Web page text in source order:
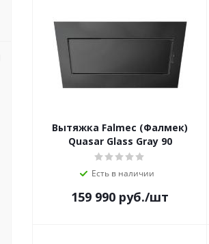
Вытяжка Falmec (Фалмек)
Quasar Glass Gray 90
Есть в наличии
159 990 руб./шт